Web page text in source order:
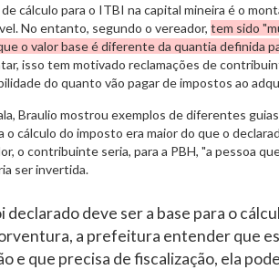
cálculo para o ITBI na capital mineira é o
No entanto, segundo o vereador, tem sido
o valor base é diferente da quantia definida
isso tem motivado reclamações de
do quanto vão pagar de impostos ao
Braulio mostrou exemplos de diferentes
cálculo do imposto era maior do que o
o contribuinte seria, para a PBH, "a pessoa
ser invertida.
declarado deve ser a base para o
a prefeitura entender que
e que precisa de fiscalização, ela